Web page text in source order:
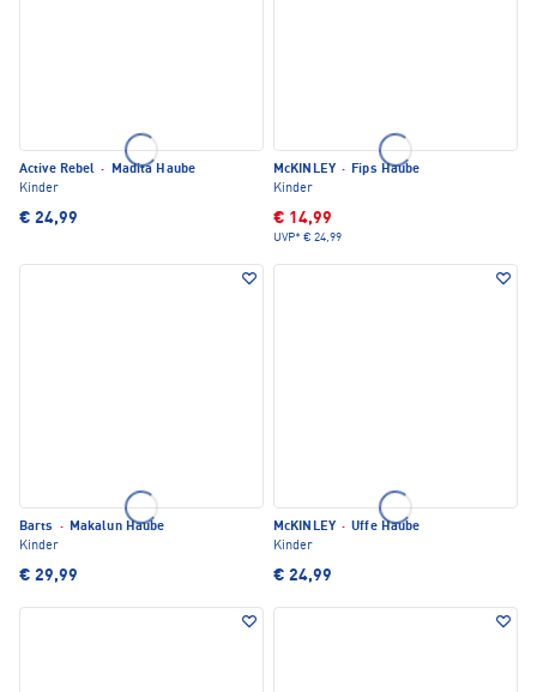
Active Rebel ·
Madita Haube
Kinder
€ 24,99
McKINLEY · Fips Haube
Kinder
€ 14,99
UVP* € 24,99
Barts · Makalun Haube
Kinder
€ 29,99
McKINLEY · Uffe Haube
Kinder
€ 24,99